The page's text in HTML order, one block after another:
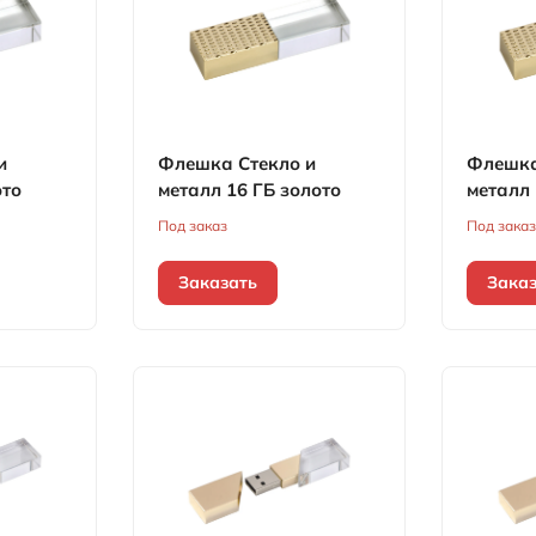
Флешка Стекло и
металл 16 ГБ золото
Под заказ
Заказать
металл
Под заказ